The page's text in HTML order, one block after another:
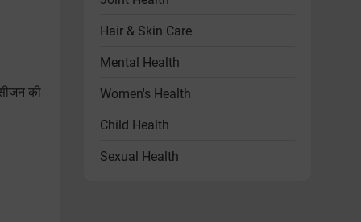
की
Hair & Skin Care
Mental Health
Women's Health
Child Health
Sexual Health